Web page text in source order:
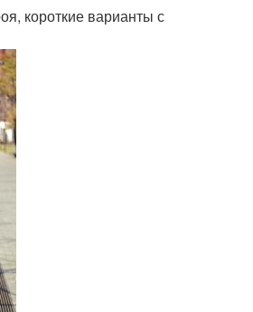
короткие варианты с